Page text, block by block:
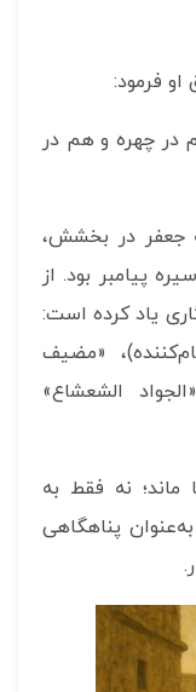
او فرمود:
در چهره و هم در
جعفر در بخشش،
پیامبر بود. از
یاد کرده است:
«مضیف
الشعشاع»
ماند؛ نه فقط به
پناهگاهی